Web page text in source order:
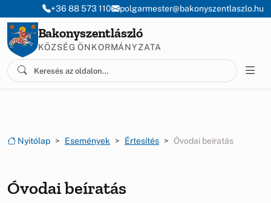
Ugrás a menüre
Ugrás a tartalomra
+36 88 573 110 polgarmester@bakonyszentlaszlo.hu
Bakonyszentlászló
KÖZSÉG ÖNKORMÁNYZATA
Nyitólap Események Értesítés Óvodai beíratás
Óvodai beíratás